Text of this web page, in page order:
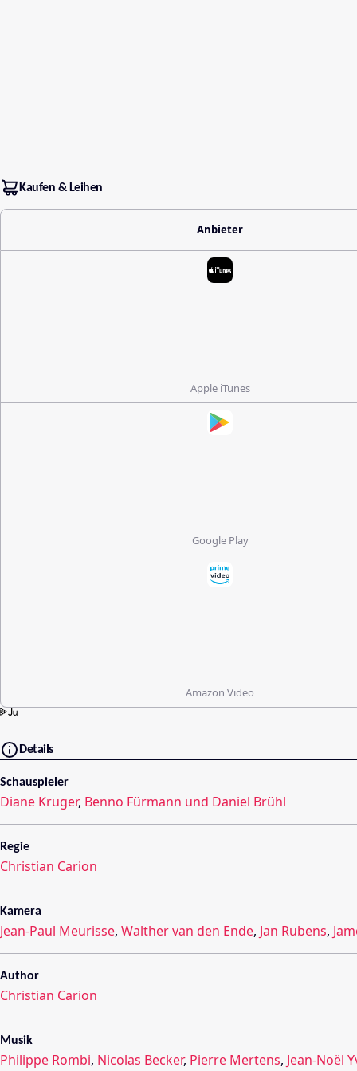
Kaufen & Leihen
Anbieter
Apple iTunes
Google Play
Amazon Video
Details
Schauspieler
Diane Kruger, Benno Fürmann und Daniel Brühl
Regie
Christian Carion
Kamera
Jean-Paul Meurisse, Walther van den Ende, Jan Rubens,
Author
Christian Carion
Musik
Philippe Rombi, Nicolas Becker, Pierre Mertens, Jean-Noël